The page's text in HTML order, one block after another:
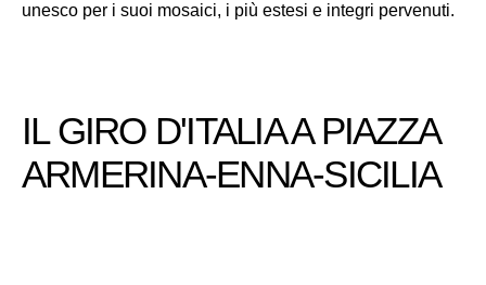
unesco per i suoi mosaici, i più estesi e integri pervenuti.
IL GIRO D'ITALIA A PIAZZA
ARMERINA-ENNA-SICILIA